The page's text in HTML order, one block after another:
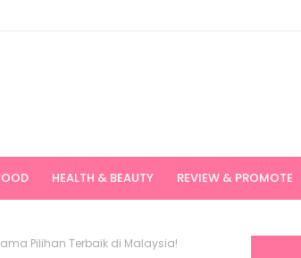
HEALTH & BEAUTY REVIEW & PROMOTE
Pilihan Terbaik di Malaysia!